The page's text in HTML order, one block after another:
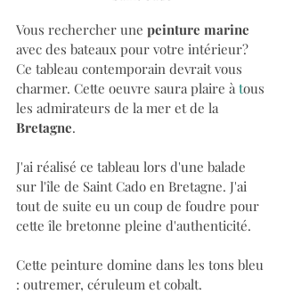
Vous rechercher une peinture marine
avec des bateaux pour votre intérieur?
Ce tableau contemporain devrait vous
charmer. Cette oeuvre saura plaire à tous
les admirateurs de la mer et de la
Bretagne.
J'ai réalisé ce tableau lors d'une balade
sur l'île de Saint Cado en Bretagne. J'ai
tout de suite eu un coup de foudre pour
cette île bretonne pleine d'authenticité.
Cette peinture domine dans les tons bleu
: outremer, céruleum et cobalt.